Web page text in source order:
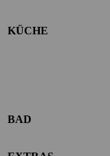
KÜCHE
BAD